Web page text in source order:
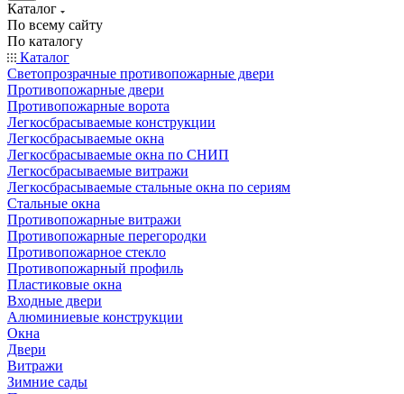
Каталог
По всему сайту
По каталогу
Каталог
Светопрозрачные противопожарные двери
Противопожарные двери
Противопожарные ворота
Легкосбрасываемые конструкции
Легкосбрасываемые окна
Легкосбрасываемые окна по СНИП
Легкосбрасываемые витражи
Легкосбрасываемые стальные окна по сериям
Стальные окна
Противопожарные витражи
Противопожарные перегородки
Противопожарное стекло
Противопожарный профиль
Пластиковые окна
Входные двери
Алюминиевые конструкции
Окна
Двери
Витражи
Зимние сады